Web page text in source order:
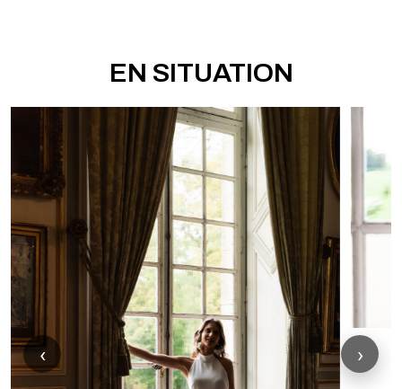
EN SITUATION
‹ ›